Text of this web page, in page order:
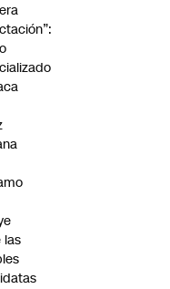
las